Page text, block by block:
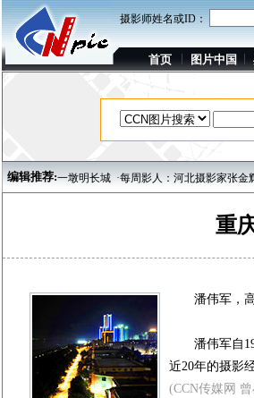
摄影师姓名或ID：
首页 图片中国
编辑推荐:
峪关第一墩明长城 ·每周影人：河北摄影家张金辉 ·
重
潘伟军，高
潘伟军自
近20年的摄影
(CCN传媒网